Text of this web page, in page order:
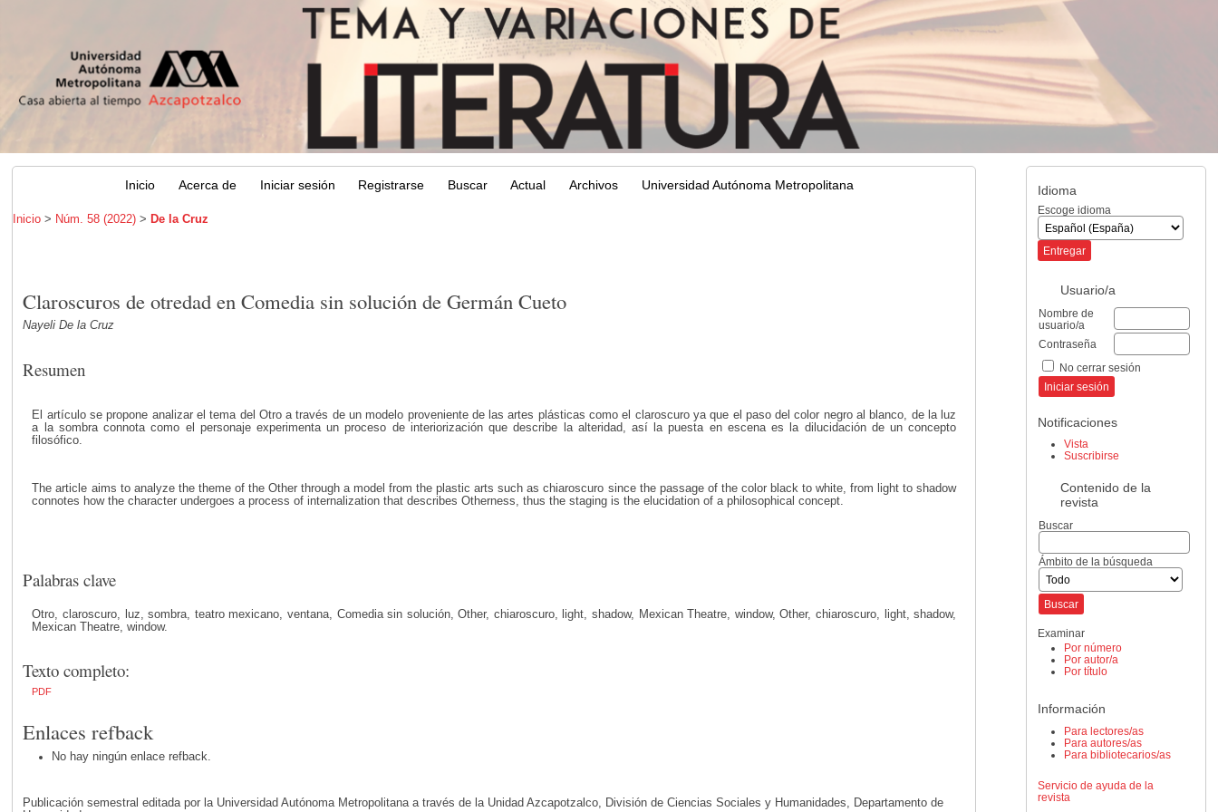
Idioma
Escoge idioma
Usuario/a
Nombre de
usuario/a
Contraseña
No cerrar sesión
Notificaciones
Vista
Suscribirse
Contenido de la
revista
Buscar
Ámbito de la búsqueda
Examinar
Por número
Por autor/a
Por título
Información
Para lectores/as
Para autores/as
Para bibliotecarios/as
Servicio de ayuda de la
revista
Inicio Acerca de Iniciar sesión Registrarse Buscar Actual Archivos Universidad Autónoma Metropolitana
Inicio > Núm. 58 (2022) > De la Cruz
Claroscuros de otredad en Comedia sin solución de Germán Cueto
Nayeli De la Cruz
Resumen
El artículo se propone analizar el tema del Otro a través de un modelo proveniente de las artes plásticas como el claroscuro ya que el paso del color negro al blanco, de la luz
a la sombra connota como el personaje experimenta un proceso de interiorización que describe la alteridad, así la puesta en escena es la dilucidación de un concepto
filosófico.
The article aims to analyze the theme of the Other through a model from the plastic arts such as chiaroscuro since the passage of the color black to white, from light to shadow
connotes how the character undergoes a process of internalization that describes Otherness, thus the staging is the elucidation of a philosophical concept.
Palabras clave
Otro, claroscuro, luz, sombra, teatro mexicano, ventana, Comedia sin solución, Other, chiaroscuro, light, shadow, Mexican Theatre, window, Other, chiaroscuro, light, shadow,
Mexican Theatre, window.
Texto completo:
PDF
Enlaces refback
No hay ningún enlace refback.
Publicación semestral editada por la Universidad Autónoma Metropolitana a través de la Unidad Azcapotzalco, División de Ciencias Sociales y Humanidades, Departamento de